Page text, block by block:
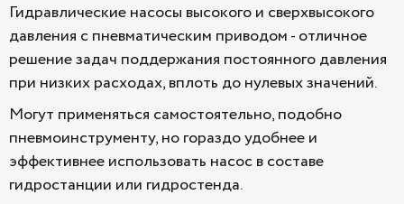
Гидравлические насосы высокого и сверхвысокого
давления с пневматическим приводом - отличное
решение задач поддержания постоянного давления
при низких расходах, вплоть до нулевых значений.
Могут применяться самостоятельно, подобно
пневмоинструменту, но гораздо удобнее и
эффективнее использовать насос в составе
гидростанции или гидростенда.